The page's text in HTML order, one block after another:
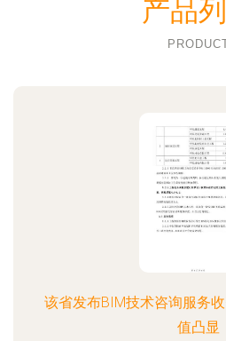
产品
该省发布BIM技术咨询服务
值凸显